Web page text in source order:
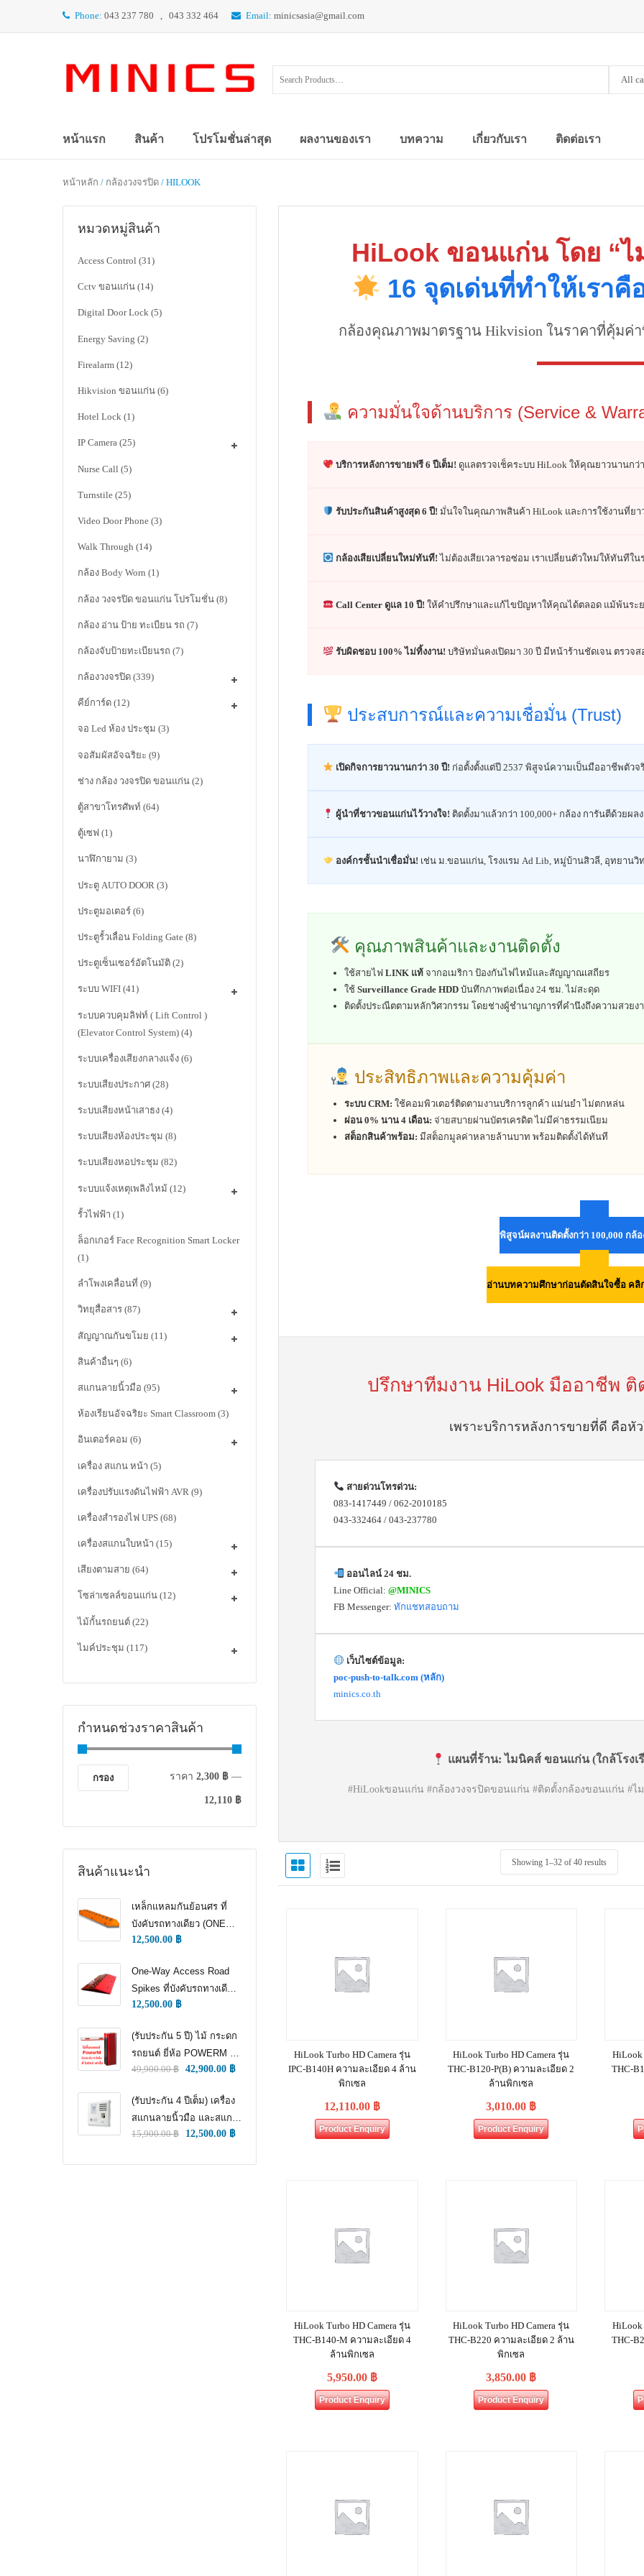
Phone: 043 237 780 , 043 332 464 Email: minicsasia@gmail.com
All
หน้าแรก สินค้า โปรโมชั่นล่าสุด ผลงานของเรา บทความ เกี่ยวกับเรา ติดต่อเรา
หน้าหลัก / กล้องวงจรปิด / HILOOK
หมวดหมู่สินค้า
Access Control (31)
Cctv ขอนแก่น (14)
Digital Door Lock (5)
Energy Saving (2)
Firealarm (12)
Hikvision ขอนแก่น (6)
Hotel Lock (1)
IP Camera (25)
Nurse Call (5)
Turnstile (25)
Video Door Phone (3)
Walk Through (14)
กล้อง Body Worn (1)
กล้อง วงจรปิด ขอนแก่น โปรโมชั่น (8)
กล้อง อ่าน ป้าย ทะเบียน รถ (7)
กล้องจับป้ายทะเบียนรถ (7)
กล้องวงจรปิด (339)
คีย์การ์ด (12)
จอ Led ห้อง ประชุม (3)
จอสัมผัสอัจฉริยะ (9)
ช่าง กล้อง วงจรปิด ขอนแก่น (2)
ตู้สาขาโทรศัพท์ (64)
ตู้เซฟ (1)
นาฬิกายาม (3)
ประตู AUTO DOOR (3)
ประตูมอเตอร์ (6)
ประตูรั้วเลื่อน Folding Gate (8)
ประตูเซ็นเซอร์อัตโนมัติ (2)
ระบบ WIFI (41)
ระบบควบคุมลิฟท์ ( Lift Control )
(Elevator Control System) (4)
ระบบเครื่องเสียงกลางแจ้ง (6)
ระบบเสียงประกาศ (28)
ระบบเสียงหน้าเสาธง (4)
ระบบเสียงห้องประชุม (8)
ระบบเสียงหอประชุม (82)
ระบบแจ้งเหตุเพลิงไหม้ (12)
รั้วไฟฟ้า (1)
ล็อกเกอร์ Face Recognition Smart Locker
(1)
ลำโพงเคลื่อนที่ (9)
วิทยุสื่อสาร (87)
สัญญาณกันขโมย (11)
สินค้าอื่นๆ (6)
สแกนลายนิ้วมือ (95)
ห้องเรียนอัจฉริยะ Smart Classroom (3)
อินเตอร์คอม (6)
เครื่อง สแกน หน้า (5)
เครื่องปรับแรงดันไฟฟ้า AVR (9)
เครื่องสำรองไฟ UPS (68)
เครื่องสแกนใบหน้า (15)
เสียงตามสาย (64)
โซล่าเซลล์ขอนแก่น (12)
ไม้กั้นรถยนต์ (22)
ไมค์ประชุม (117)
กำหนดช่วงราคาสินค้า
กรอง ราคา 2,300 ฿ —
12,110 ฿
สินค้าแนะนำ
เหล็กแหลมกันย้อนศร ที่
บังคับรถทางเดียว (ONE
WAY TRAFFIC
12,500.00 ฿
One-Way Access Road
Spikes ที่บังคับรถทางเดียว
(ONE WAY TRAFFIC
ล้อ)
12,500.00 ฿
(รับประกัน 5 ปี) ไม้ กระดก
รถยนต์ ยี่ห้อ POWERM รุ่น
9000 ทนทานสูงที่สุด อึด
49,900.00฿ 42,900.00 ฿
(รับประกัน 4 ปีเต็ม) เครื่อง
สแกนลายนิ้วมือ และสแกน
ใบหน้า สำหรับลงเวลา
15,900.00฿ 12,500.00 ฿
HiLook ขอนแก่น โดย “ไ
16 จุดเด่นที่ทำให้เรา
กล้องคุณภาพมาตรฐาน Hikvision ในราคาที่คุ้มค่
ความมั่นใจด้านบริการ (Service &
บริการหลังการขายฟรี 6 ปีเต็ม! ดูแลตรวจเช็คระบบ HiLook ให้คุณยาวนานกว่
รับประกันสินค้าสูงสุด 6 ปี! มั่นใจในคุณภาพสินค้า HiLook และการใช้งานที่ยา
กล้องเสียเปลี่ยนใหม่ทันที! ไม่ต้องเสียเวลารอซ่อม เราเปลี่ยนตัวใหม่ให้ทันทีใน
Call Center ดูแล 10 ปี! ให้คำปรึกษาและแก้ไขปัญหาให้คุณได้ตลอด แม้พ้นระ
รับผิดชอบ 100% ไม่ทิ้งงาน! บริษัทมั่นคงเปิดมา 30 ปี มีหน้าร้านชัดเจน ตรวจส
ประสบการณ์และความเชื่อมั่น (Trust)
เปิดกิจการยาวนานกว่า 30 ปี! ก่อตั้งตั้งแต่ปี 2537 พิสูจน์ความเป็นมืออาชีพตัวจ
ผู้นำที่ชาวขอนแก่นไว้วางใจ! ติดตั้งมาแล้วกว่า 100,000+ กล้อง การันตีด้วยผล
องค์กรชั้นนำเชื่อมั่น! เช่น ม.ขอนแก่น, โรงแรม Ad Lib, หมู่บ้านสิวลี, อุทยานวิ
คุณภาพสินค้าและงานติดตั้ง
ใช้สายไฟ LINK แท้ จากอเมริกา ป้องกันไฟไหม้และสัญญาณเสถียร
ใช้ Surveillance Grade HDD บันทึกภาพต่อเนื่อง 24 ชม. ไม่สะดุด
ติดตั้งประณีตตามหลักวิศวกรรม โดยช่างผู้ชำนาญการที่คำนึงถึงความสวยง
ประสิทธิภาพและความคุ้มค่า
ระบบ CRM: ใช้คอมพิวเตอร์ติดตามงานบริการลูกค้า แม่นยำ ไม่ตกหล่น
ผ่อน 0% นาน 4 เดือน: จ่ายสบายผ่านบัตรเครดิต ไม่มีค่าธรรมเนียม
สต็อกสินค้าพร้อม: มีสต็อกมูลค่าหลายล้านบาท พร้อมติดตั้งได้ทันที
พิสูจน์ผลงานติดตั้งกว่า 100,000 กล้อ
อ่านบทความศึกษาก่อนตัดสินใจซื้อ คลิ
ปรึกษาทีมงาน HiLook มืออาชีพ ติ
เพราะบริการหลังการขายที่ดี คือหัว
สายด่วนโทรด่วน:
083-1417449 / 062-2010185
043-332464 / 043-237780
ออนไลน์ 24 ชม.
Line Official: @MINICS
FB Messenger: ทักแชทสอบถาม
เว็บไซต์ข้อมูล:
poc-push-to-talk.com (หลัก)
minics.co.th
แผนที่ร้าน:ไมนิคส์ ขอนแก่น (ใกล้โรง
#HiLookขอนแก่น #กล้องวงจรปิดขอนแก่น #ติดตั้งกล้องขอนแก่น #ไ
Showing 1–32of 40 results
HiLook Turbo HD Camera รุ่น
IPC-B140H ความละเอียด 4 ล้าน
พิกเซล
12,110.00 ฿
Product Enquiry
HiLook Turbo HD Camera รุ่น
THC-B120-P(B) ความละเอียด 2
ล้านพิกเซล
3,010.00 ฿
Product Enquiry
HiLook
THC-
HiLook Turbo HD Camera รุ่น
THC-B140-M ความละเอียด 4
ล้านพิกเซล
5,950.00 ฿
Product Enquiry
HiLook Turbo HD Camera รุ่น
THC-B220 ความละเอียด 2 ล้าน
พิกเซล
3,850.00 ฿
Product Enquiry
HiLook
THC-